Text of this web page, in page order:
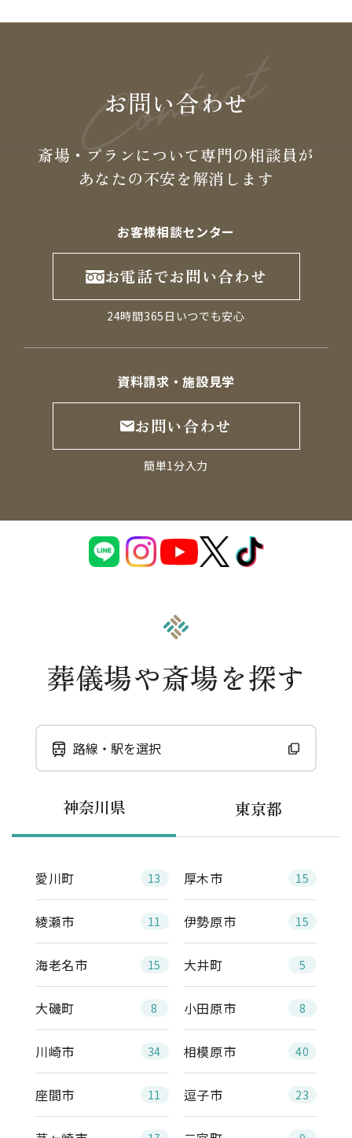
お問い合わせ
斎場・プランについて専門の相談員が
あなたの不安を解消します
お客様相談センター
お電話でお問い合わせ
24時間365日いつでも安心
資料請求・施設見学
お問い合わせ
簡単1分入力
葬儀場や斎場を探す
路線・駅を選択
神奈川県 東京都
愛川町 13 厚木市 15
綾瀬市 11 伊勢原市 15
海老名市 15 大井町 5
大磯町 8 小田原市 8
川崎市 34 相模原市 40
座間市 11 逗子市 23